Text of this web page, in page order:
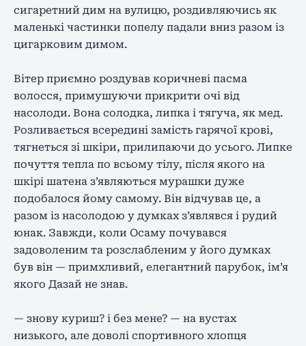
сигаретний дим на вулицю, роздивляючись як
маленькі частинки попелу падали вниз разом із
цигарковим димом.
Вітер приємно роздував коричневі пасма
волосся, примушуючи прикрити очі від
насолоди. Вона солодка, липка і тягуча, як мед.
Розливається всередині замість гарячої крові,
тягнеться зі шкіри, прилипаючи до усього. Липке
почуття тепла по всьому тілу, після якого на
шкірі шатена з’являються мурашки дуже
подобалося йому самому. Він відчував це, а
разом із насолодою у думках з’являвся і рудий
юнак. Завжди, коли Осаму почувався
задоволеним та розслабленим у його думках
був він — примхливий, елегантний парубок, ім’я
якого Дазай не знав.
— знову куриш? і без мене? — на вустах
низького, але доволі спортивного хлопця